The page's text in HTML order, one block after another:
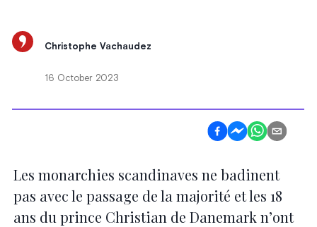
Christophe Vachaudez
16 October 2023
Les monarchies scandinaves ne badinent
pas avec le passage de la majorité et les 18
ans du prince Christian de Danemark n’ont